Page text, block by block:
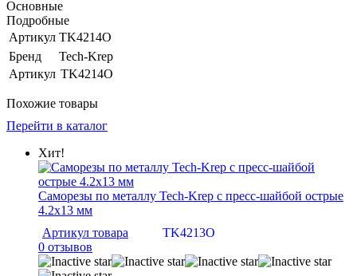
Основные
Подробные
Артикул TK4214O
Бренд
Tech-Krep
Артикул TK4214O
Похожие товары
Перейти в каталог
Хит!
Саморезы по металлу Tech-Krep с пресс-шайбой острые
4.2х13 мм
Артикул товара
TK4213O
0 отзывов